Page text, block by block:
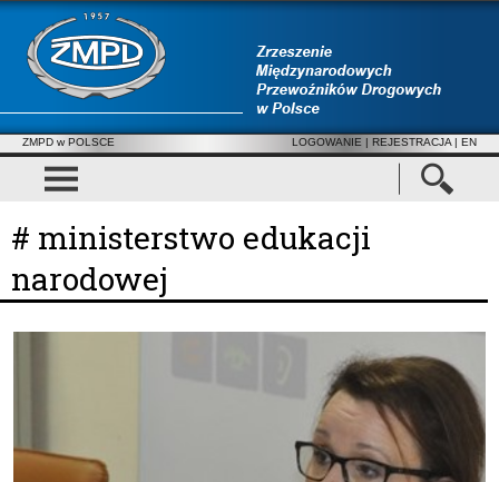
ZMPD w POLSCE LOGOWANIE | REJESTRACJA | EN
# ministerstwo edukacji
narodowej